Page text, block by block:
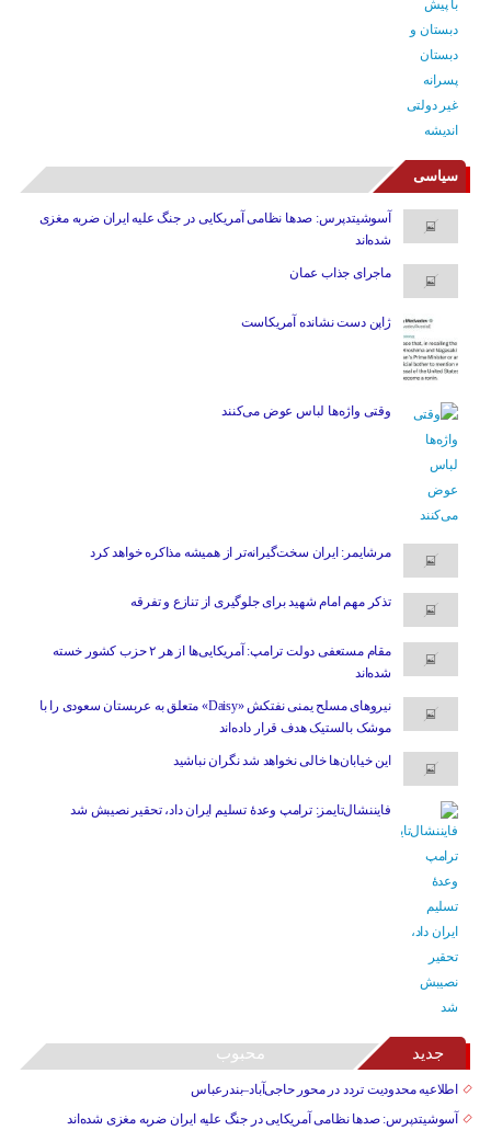
سیاسی
آسوشیتدپرس: صدها نظامی آمریکایی در جنگ علیه ایران ضربه مغزی
شده‌اند
ماجرای جذاب عمان
ژاپن دست نشانده آمریکاست
وقتی واژه‌ها لباس عوض می‌کنند
مرشایمر: ایران سخت‌گیرانه‌تر از همیشه مذاکره خواهد کرد
تذکر مهم امام شهید برای جلوگیری از تنازع و تفرقه
مقام مستعفی دولت ترامپ: آمریکایی‌ها از هر ۲ حزب کشور خسته
شده‌اند
نیروهای مسلح یمنی نفتکش «Daisy» متعلق به عربستان سعودی را با
موشک بالستیک هدف قرار داده‌اند
این خیابان‌ها خالی نخواهد شد نگران نباشید
فایننشال‌تایمز: ترامپ وعدۀ تسلیم ایران داد، تحقیر نصیبش شد
جدید محبوب
اطلاعیه محدودیت تردد در محور حاجی‌آباد–بندرعباس
آسوشیتدپرس: صدها نظامی آمریکایی در جنگ علیه ایران ضربه مغزی شده‌اند